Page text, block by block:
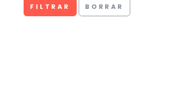
FILTRAR BORRAR